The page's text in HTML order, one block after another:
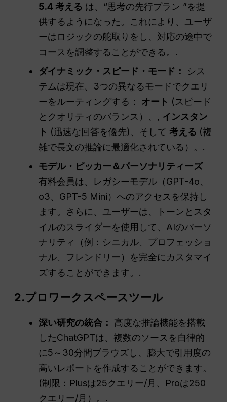
5.4 考える は、“思考の先行プラン ”を提
供するようになった。これにより、ユーザ
ーはロジックの舵取りをし、対応の途中で
コースを調整することができる。.
ダイナミック・スピード・モード：
シス
テムは現在、3つの異なるモードでクエリ
ーをルーティングする： オート (スピード
とクオリティのバランス）、, インスタン
ト (迅速な回答を優先)、そして考える (複
雑で長文の推論に最適化されている）。.
モデル・ピッカー＆パーソナリティーズ
有料会員は、レガシーモデル（GPT-4o、
o3、GPT-5 Mini）へのアクセスを保持し
ます。さらに、ユーザーは、トーンとスタ
イルのスライダーを使用して、AIのパーソ
ナリティ（例：シニカル、プロフェッショ
ナル、フレンドリー）を完全にカスタマイ
ズすることができます。.
2.プロワークスペースツール
深い研究の統合：
高度な推論機能を搭載
したChatGPTは、複数のソースを自律的
に5～30分間ブラウズし、膨大で引用度の
高いレポートを作成することができます。
(制限：Plusは25クエリー/月、Proは250
クエリー/月）。.